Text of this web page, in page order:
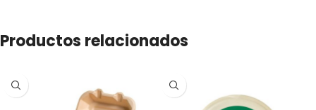
Productos relacionados